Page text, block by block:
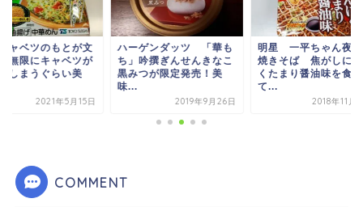
ゲンダッツ 「華も
吟撰ぎんせんきなこ
つが限定発売！美
2019年9月26日
明星 一平ちゃん夜店の
焼きそば 焦がしにんに
くたまり醤油味を食べ
て...
2018年11月23日
「175°DENO担々麺
カップ麺になった。
の名店のあの味が...
COMMENT